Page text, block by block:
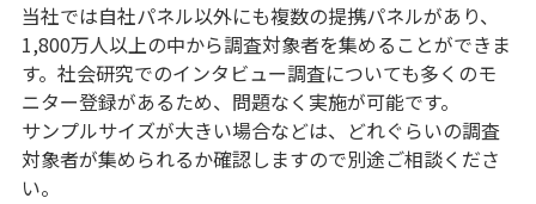
当社では自社パネル以外にも複数の提携パネルがあり、
1,800万人以上の中から調査対象者を集めることができま
す。社会研究でのインタビュー調査についても多くのモ
ニター登録があるため、問題なく実施が可能です。
サンプルサイズが大きい場合などは、どれぐらいの調査
対象者が集められるか確認しますので別途ご相談くださ
い。